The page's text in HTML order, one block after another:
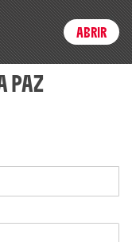
Login
PAZ
ABRIR